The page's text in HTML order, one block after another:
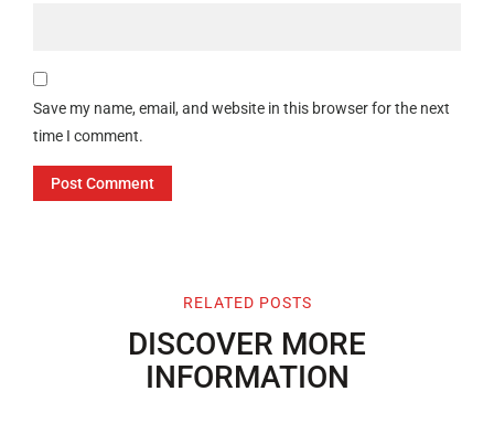
Save my name, email, and website in this browser for the next
time I comment.
RELATED POSTS
DISCOVER MORE
INFORMATION